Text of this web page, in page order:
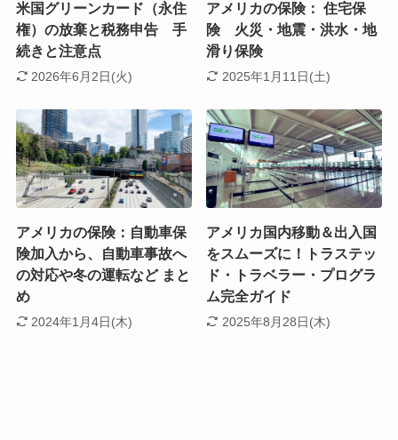
米国グリーンカード（永住
権）の放棄と税務申告 手
続きと注意点
2026年6月2日(火)
アメリカの保険： 住宅保
険 火災・地震・洪水・地
滑り保険
2025年1月11日(土)
アメリカの保険：自動車保
険加入から、自動車事故へ
の対応や冬の運転など まと
め
2024年1月4日(木)
アメリカ国内移動＆出入国
をスムーズに！トラステッ
ド・トラベラー・プログラ
ム完全ガイド
2025年8月28日(木)